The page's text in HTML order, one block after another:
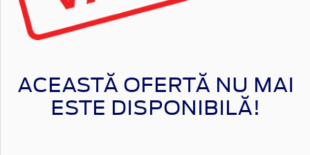
ACEASTĂ OFERTĂ NU MAI
ESTE DISPONIBILĂ!